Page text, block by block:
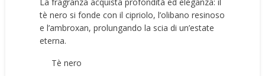
tè nero si fonde con il cipriolo, l’olibano resinoso
e l’ambroxan, prolungando la scia di un’estate
eterna.
Tè nero